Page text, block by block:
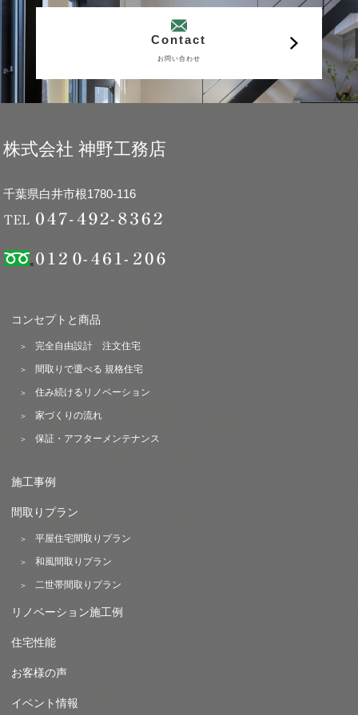
Contact
お問い合わせ
株式会社 神野工務店
千葉県白井市根1780-116
コンセプトと商品
完全自由設計 注文住宅
間取りで選べる 規格住宅
住み続けるリノベーション
家づくりの流れ
保証・アフターメンテナンス
施工事例
間取りプラン
平屋住宅間取りプラン
和風間取りプラン
二世帯間取りプラン
リノベーション施工例
住宅性能
お客様の声
イベント情報